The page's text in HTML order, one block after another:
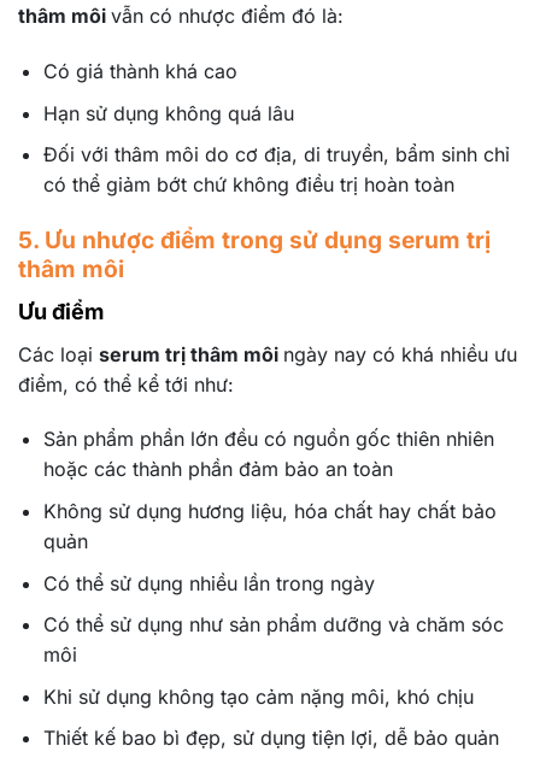
thâm môi vẫn có nhược điểm đó là:
Có giá thành khá cao
Hạn sử dụng không quá lâu
Đối với thâm môi do cơ địa, di truyền, bẩm sinh chỉ
có thể giảm bớt chứ không điều trị hoàn toàn
5. Ưu nhược điểm trong sử dụng serum trị
thâm môi
Ưu điểm
Các loại serum trị thâm môi ngày nay có khá nhiều ưu
điểm, có thể kể tới như:
Sản phẩm phần lớn đều có nguồn gốc thiên nhiên
hoặc các thành phần đảm bảo an toàn
Không sử dụng hương liệu, hóa chất hay chất bảo
quản
Có thể sử dụng nhiều lần trong ngày
Có thể sử dụng như sản phẩm dưỡng và chăm sóc
môi
Khi sử dụng không tạo cảm nặng môi, khó chịu
Thiết kế bao bì đẹp, sử dụng tiện lợi, dễ bảo quản